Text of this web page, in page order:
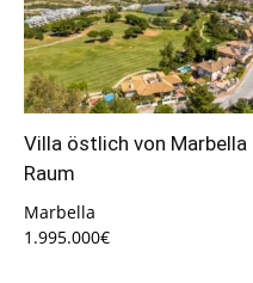
Villa östlich von
Raum
Marbella
1.995.000€